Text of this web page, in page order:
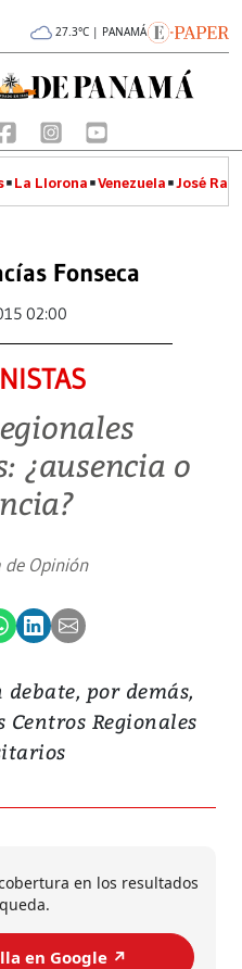
27.3°C | PANAMÁ
La Llorona Venezuela José
Fonseca
02:00
¿ausencia o
de Opinión
por demás,
Regionales
en los resultados
en Google ↗️